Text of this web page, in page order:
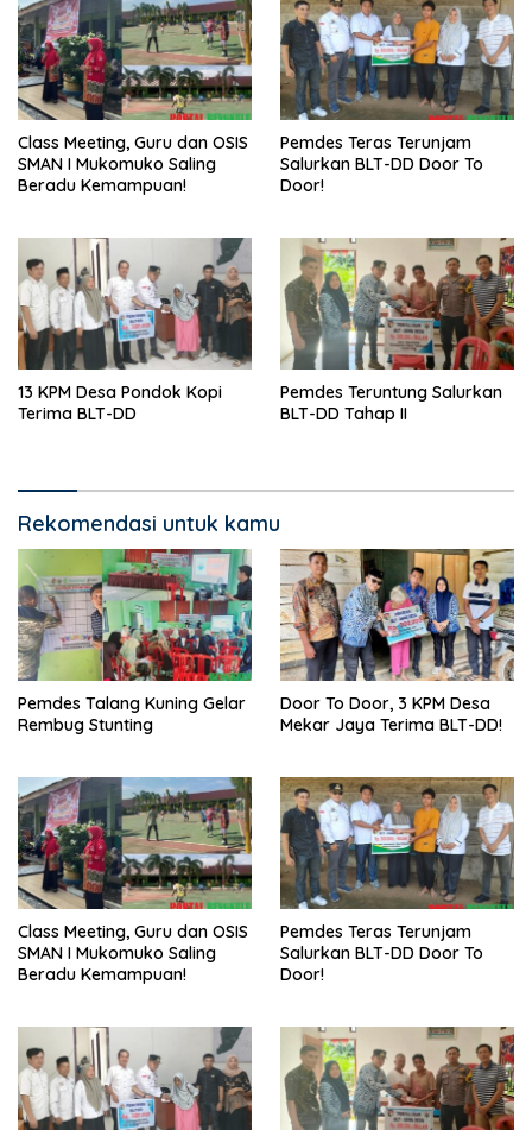
Class Meeting, Guru dan OSIS
SMAN I Mukomuko Saling
Beradu Kemampuan!
Pemdes Teras Terunjam
Salurkan BLT-DD Door To
Door!
13 KPM Desa Pondok Kopi
Terima BLT-DD
Pemdes Teruntung Salurkan
BLT-DD Tahap II
Rekomendasi untuk kamu
Pemdes Talang Kuning Gelar
Rembug Stunting
Door To Door, 3 KPM Desa
Mekar Jaya Terima BLT-DD!
Class Meeting, Guru dan OSIS
SMAN I Mukomuko Saling
Beradu Kemampuan!
Pemdes Teras Terunjam
Salurkan BLT-DD Door To
Door!